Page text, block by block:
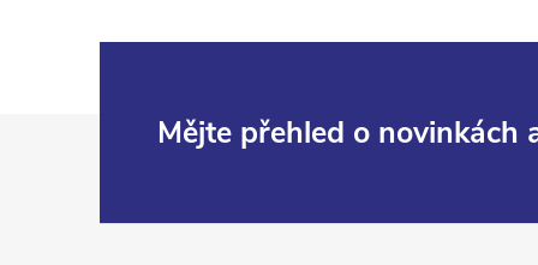
Mějte přehled o novinkách